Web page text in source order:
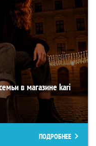
в магазине kari
ПОДРОБНЕЕ